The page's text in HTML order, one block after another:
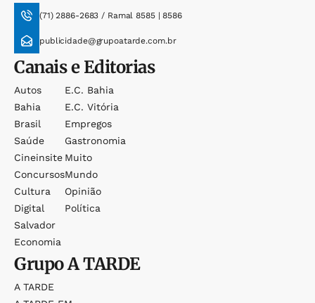
(71) 2886-2683 / Ramal 8585 | 8586
publicidade@grupoatarde.com.br
Canais e Editorias
Autos
Bahia
Brasil
Saúde
Cineinsite
Concursos
Cultura
Digital
Salvador
Economia
E.c. Bahia
E.c. Vitória
Empregos
Gastronomia
Muito
Mundo
Opinião
Política
GrupoA TARDE
A TARDE